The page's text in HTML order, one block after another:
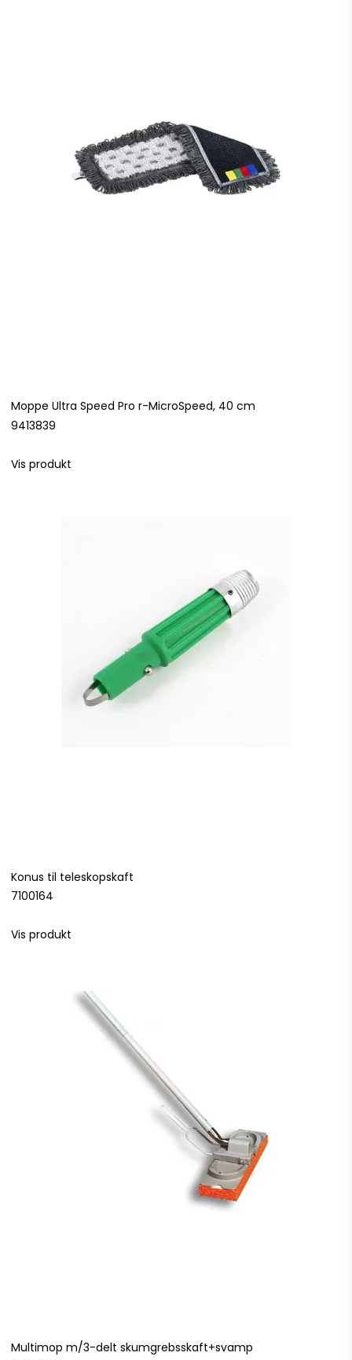
Moppe Ultra Speed Pro r-MicroSpeed, 40 cm
9413839
Vis produkt
Konus til teleskopskaft
7100164
Vis produkt
Multimop m/3-delt skumgrebsskaft+svamp